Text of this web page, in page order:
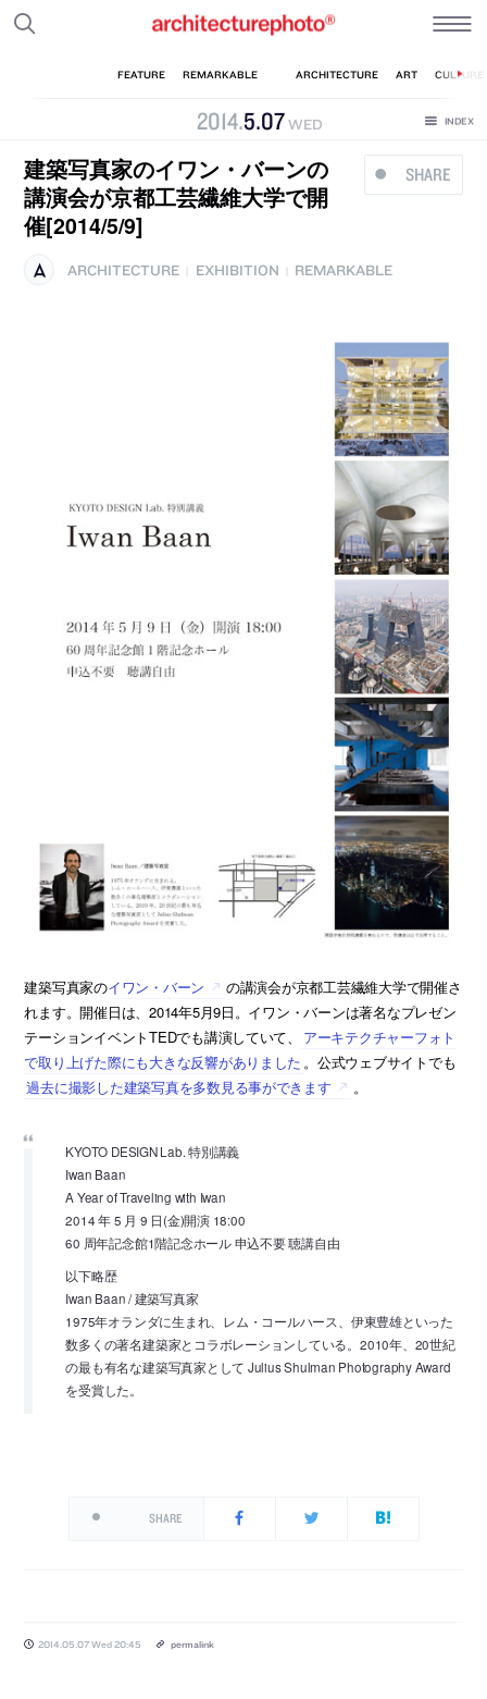
2014.5.07WED
SHARE
建築写真家のイワン・バーンの
講演会が京都工芸繊維大学で開
催[2014/5/9]
ARCHITECTURE EXHIBITION REMARKABLE
建築写真家のイワン・バーン
の講演会が京都工芸繊維大学で開催さ
れます。開催日は、2014年5月9日。イワン・バーンは著名なプレゼン
テーションイベントTEDでも講演していて、
アーキテクチャーフォト
で取り上げた際にも大きな反響がありました 。公式ウェブサイトでも
過去に撮影した建築写真を多数見る事ができます
。
KYOTO DESIGN Lab. 特別講義
Iwan Baan
A Year of Traveling with Iwan
2014 年 5 月 9 日(金)開演 18:00
60 周年記念館1階記念ホール 申込不要 聴講自由
以下略歴
Iwan Baan / 建築写真家
1975年オランダに生まれ、レム・コールハース、伊東豊雄といった
数多くの著名建築家とコラボレーションしている。2010年、20世紀
の最も有名な建築写真家として Julius Shulman Photography Award
を受賞した。
SHARE
2014.05.07 Wed 20:45 permalink